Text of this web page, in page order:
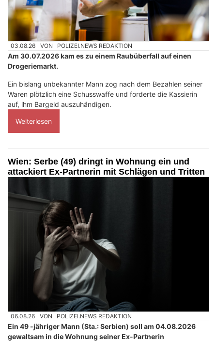
03.08.26 VON POLIZEI.NEWS REDAKTION
Am 30.07.2026 kam es zu einem Raubüberfall auf einen
Drogeriemarkt.
Ein bislang unbekannter Mann zog nach dem Bezahlen seiner
Waren plötzlich eine Schusswaffe und forderte die Kassierin
auf, ihm Bargeld auszuhändigen.
Weiterlesen
Wien: Serbe (49) dringt in Wohnung ein und
attackiert Ex-Partnerin mit Schlägen und Tritten
06.08.26 VON POLIZEI.NEWS REDAKTION
Ein 49 -jähriger Mann (Sta.: Serbien) soll am 04.08.2026
gewaltsam in die Wohnung seiner Ex-Partnerin